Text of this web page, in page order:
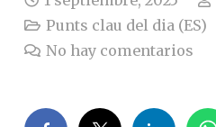
Punts clau del dia (ES)
No hay comentarios